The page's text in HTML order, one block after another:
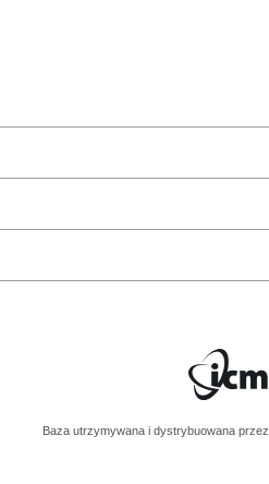
Baza utrzymywana i dystrybuowana przez